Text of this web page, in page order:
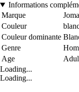
Informations
Marque
Joma
Couleur
Couleur dominante
Genre
Age
Loading...
Loading...